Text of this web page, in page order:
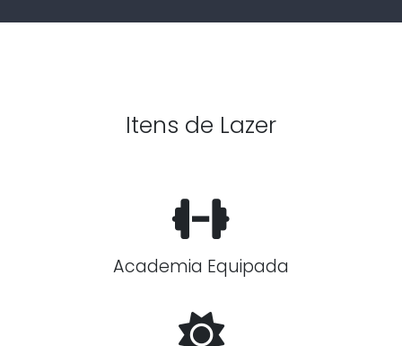
Itens de Lazer
Academia Equipada